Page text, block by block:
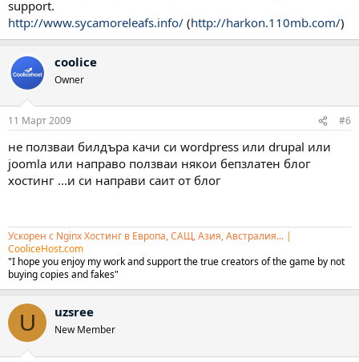
support.
http://www.sycamoreleafs.info/ (http://harkon.110mb.com/)
coolice
Owner
11 Март 2009 #6
не ползваи билдъра качи си wordpress или drupal или
joomla или направо ползваи някои бепзлатен блог
хостинг ...и си направи саит от блог
Ускорен с Nginx Хостинг в Европа, САЩ, Азия, Австралия... |
CooliceHost.com
"I hope you enjoy my work and support the true creators of the game by not
buying copies and fakes"
U uzsree
New Member